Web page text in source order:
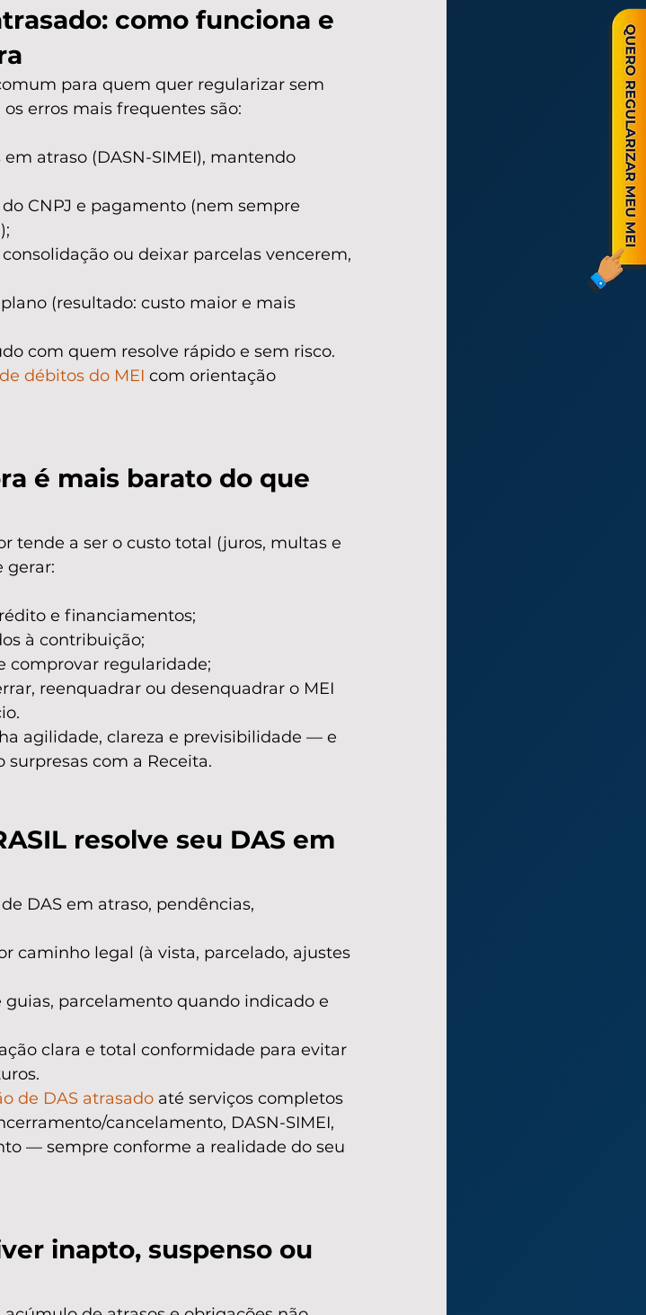
como funciona e
para quem quer regularizar sem
erros mais frequentes são:
atraso (DASN-SIMEI), mantendo
CNPJ e pagamento (nem sempre
ou deixar parcelas vencerem,
(resultado: custo maior e mais
com quem resolve rápido e sem risco.
débitos do MEI com orientação
é mais barato do que
tende a ser o custo total (juros, multas e
gerar:
e financiamentos;
à contribuição;
comprovar regularidade;
reenquadrar ou desenquadrar o MEI
agilidade, clareza e previsibilidade — e
com a Receita.
resolve seu DAS em
DAS em atraso, pendências,
caminho legal (à vista, parcelado, ajustes
guias, parcelamento quando indicado e
clara e total conformidade para evitar
de DAS atrasado até serviços completos
cancelamento, DASN-SIMEI,
— sempre conforme a realidade do seu
inapto, suspenso ou